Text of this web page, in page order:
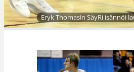
Eryk Thomasin SäyRi isännöi